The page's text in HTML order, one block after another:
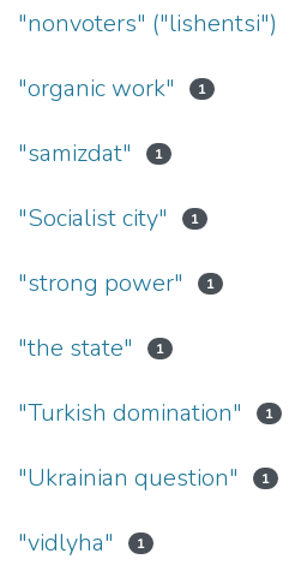
"nonvoters" ("lishentsi")
"organic work" 1
"samizdat" 1
"Socialist city" 1
"strong power" 1
"the state" 1
"Turkish domination" 1
"Ukrainian question" 1
"vidlyha" 1